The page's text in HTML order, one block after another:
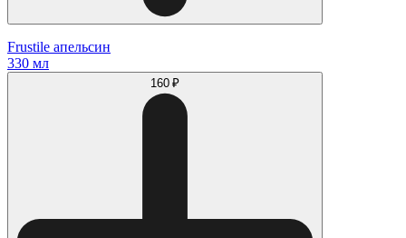
Frustile апельсин
330 мл
160 ₽